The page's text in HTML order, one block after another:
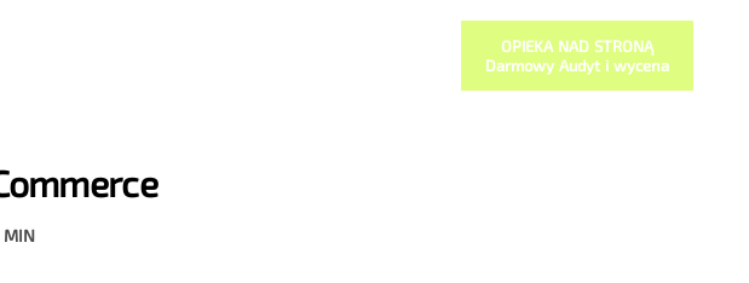
OPIEKA NAD STRONĄ
Darmowy Audyt i wycena
MIN